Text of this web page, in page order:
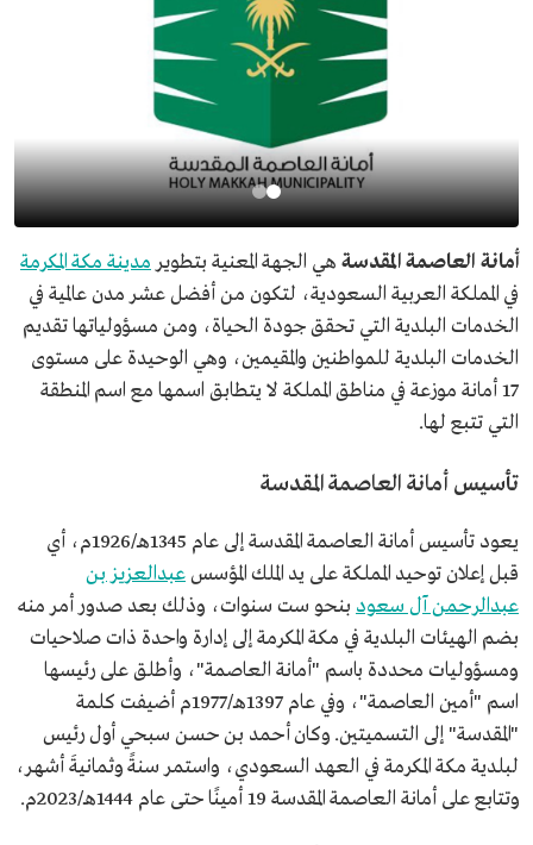
أمانة العاصمة المقدسة هي الجهة المعنية بتطوير مدينة مكة المكرمة
في المملكة العربية السعودية، لتكون من أفضل عشر مدن عالمية في
الخدمات البلدية التي تحقق جودة الحياة، ومن مسؤولياتها تقديم
الخدمات البلدية للمواطنين والمقيمين، وهي الوحيدة على مستوى
17 أمانة موزعة في مناطق المملكة لا يتطابق اسمها مع اسم المنطقة
التي تتبع لها.
تأسيس أمانة العاصمة المقدسة
يعود تأسيس أمانة العاصمة المقدسة إلى عام 1345هـ/1926م، أي
قبل إعلان توحيد المملكة على يد الملك المؤسسعبدالعزيز بن
عبدالرحمن آل سعود بنحو ست سنوات، وذلك بعد صدور أمر منه
بضم الهيئات البلدية في مكة المكرمة إلى إدارة واحدة ذات صلاحيات
ومسؤوليات محددة باسم "أمانة العاصمة"، وأطلق على رئيسها
اسم "أمين العاصمة"، وفي عام 1397هـ/1977م أضيفت كلمة
"المقدسة" إلى التسميتين. وكان أحمد بن حسن سبحي أول رئيس
لبلدية مكة المكرمة في العهد السعودي، واستمر سنةً وثمانيةَ أشهر،
وتتابع على أمانة العاصمة المقدسة 19 أمينًا حتى عام 1444هـ/2023م.